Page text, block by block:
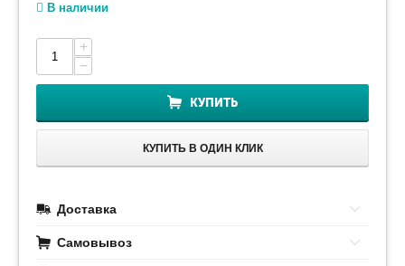
В наличии
+
−
КУПИТЬ
КУПИТЬ В ОДИН КЛИК
Доставка
Самовывоз